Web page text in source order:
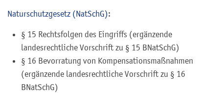
Naturschutzgesetz (NatSchG):
§ 15 Rechtsfolgen des Eingriffs (ergänzende
landesrechtliche Vorschrift zu § 15 BNatSchG)
§ 16 Bevorratung von Kompensationsmaßnahmen
(ergänzende landesrechtliche Vorschrift zu § 16
BNatSchG)